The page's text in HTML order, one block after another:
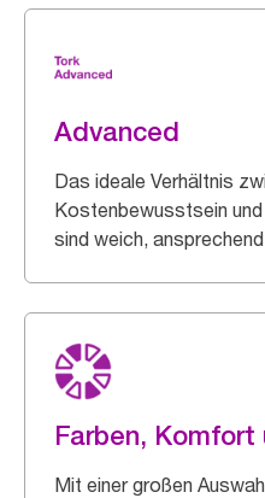
Advanced
Das ideale Verhältnis
Kostenbewusstsein
sind weich,
Farben, Komfort
Mit einer großen